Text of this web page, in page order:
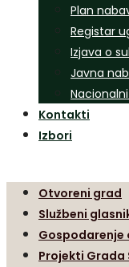
Plan
Registar
Izjava o
Javna
Kontakti
Izbori
Otvoreni grad
Službeni
Projekti Grada